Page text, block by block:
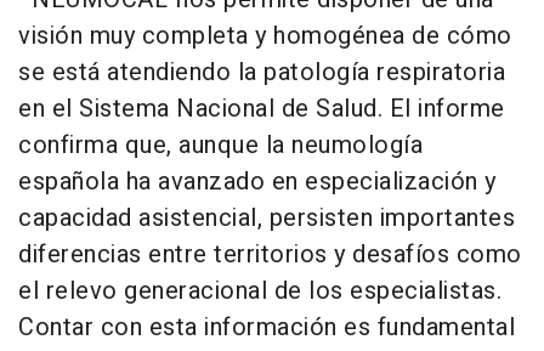
visión muy completa y homogénea de cómo
se está atendiendo la patología respiratoria
en el Sistema Nacional de Salud. El informe
confirma que, aunque la neumología
española ha avanzado en especialización y
capacidad asistencial, persisten importantes
diferencias entre territorios y desafíos como
el relevo generacional de los especialistas.
Contar con esta información es fundamental